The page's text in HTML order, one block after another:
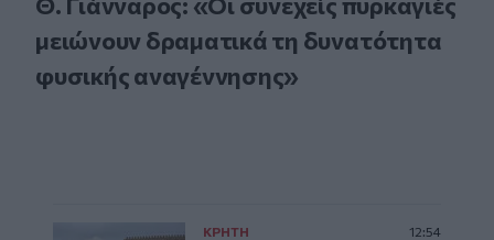
μειώνουν δραματικά τη δυνατότητα
φυσικής αναγέννησης»
ΚΡΗΤΗ 12:54